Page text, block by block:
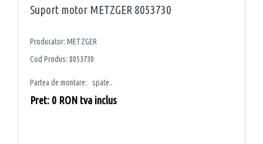
Suport motor METZGER 8053730
Producator: METZGER
Cod Produs: 8053730
Partea de montare: spate..
Pret: 0 RON tva inclus